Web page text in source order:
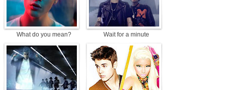
What do you mean? Wait for a minute